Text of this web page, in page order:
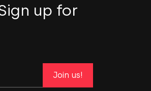
up for
Join us!